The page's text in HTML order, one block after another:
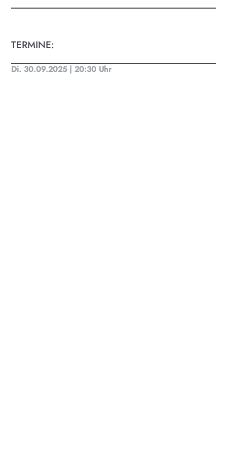
TERMINE:
Di. 30.09.2025 | 20:30 Uhr